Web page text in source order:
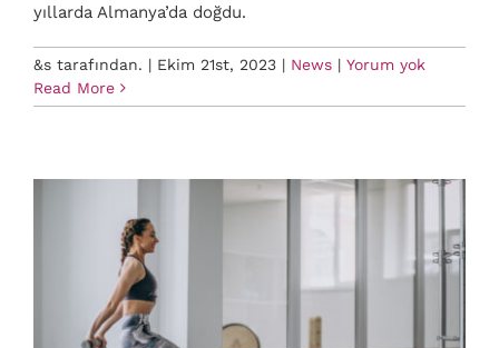
yıllarda Almanya’da doğdu.
&s tarafından. | Ekim 21st, 2023 | News | Yorum yok
Read More